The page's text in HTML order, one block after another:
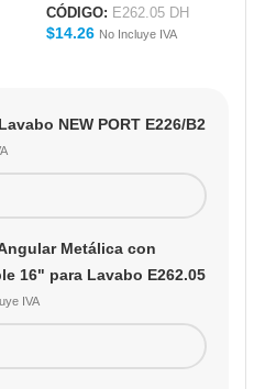
CÓDIGO: E262.05 DH
$14.26 No Incluye IVA
NEW PORT E226/B2
Metálica con
16" para Lavabo E262.05
IVA